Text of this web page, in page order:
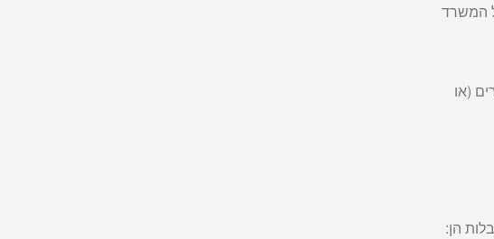
המשרד
(או
הן: